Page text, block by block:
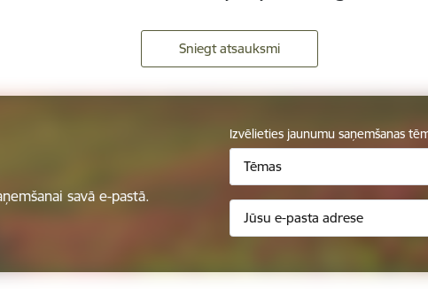
Sniegt atsauksmi
savā e-pastā.
Izvēlieties jaunumu saņemšanas
Tēmas